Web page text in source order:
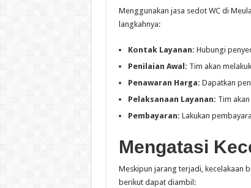
Menggunakan jasa sedot WC di
langkahnya:
Kontak Layanan: Hubungi
Penilaian Awal: Tim akan
Penawaran Harga: Dapatkan
Pelaksanaan Layanan: Tim
Pembayaran: Lakukan
Mengatasi
Meskipun jarang terjadi, kecelakaan
berikut dapat diambil: